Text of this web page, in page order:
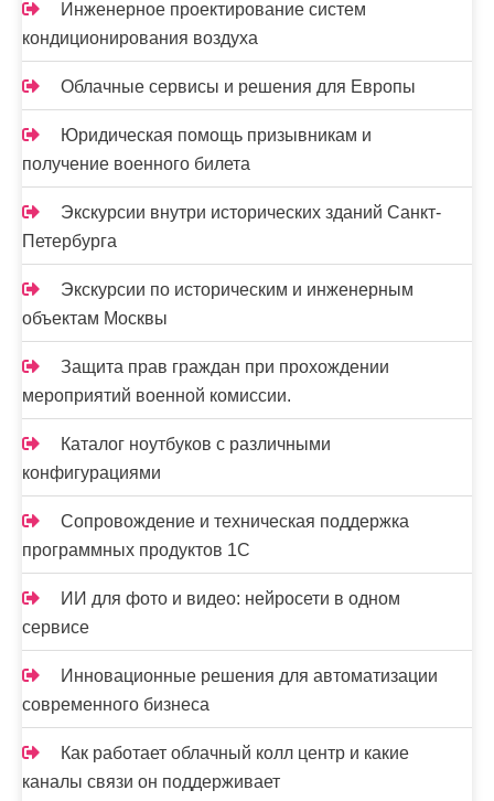
з
а
п
и
с
е
й
Инженерное проектирование систем
кондиционирования воздуха
Облачные сервисы и решения для Европы
Юридическая помощь призывникам и
получение военного билета
Экскурсии внутри исторических зданий Санкт-
Петербурга
Экскурсии по историческим и инженерным
объектам Москвы
Защита прав граждан при прохождении
мероприятий военной комиссии.
Каталог ноутбуков с различными
конфигурациями
Сопровождение и техническая поддержка
программных продуктов 1С
ИИ для фото и видео: нейросети в одном
сервисе
Инновационные решения для автоматизации
современного бизнеса
Как работает облачный колл центр и какие
каналы связи он поддерживает